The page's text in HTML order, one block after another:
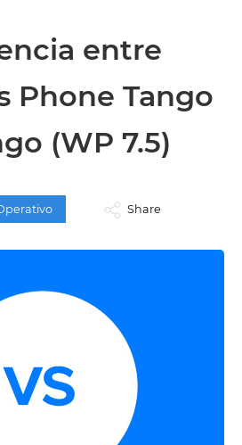
entre
Phone Tango
(WP 7.5)
Share